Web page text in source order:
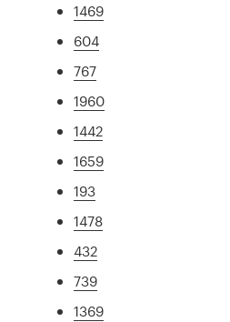
1469
604
767
1960
1442
1659
193
1478
432
739
1369